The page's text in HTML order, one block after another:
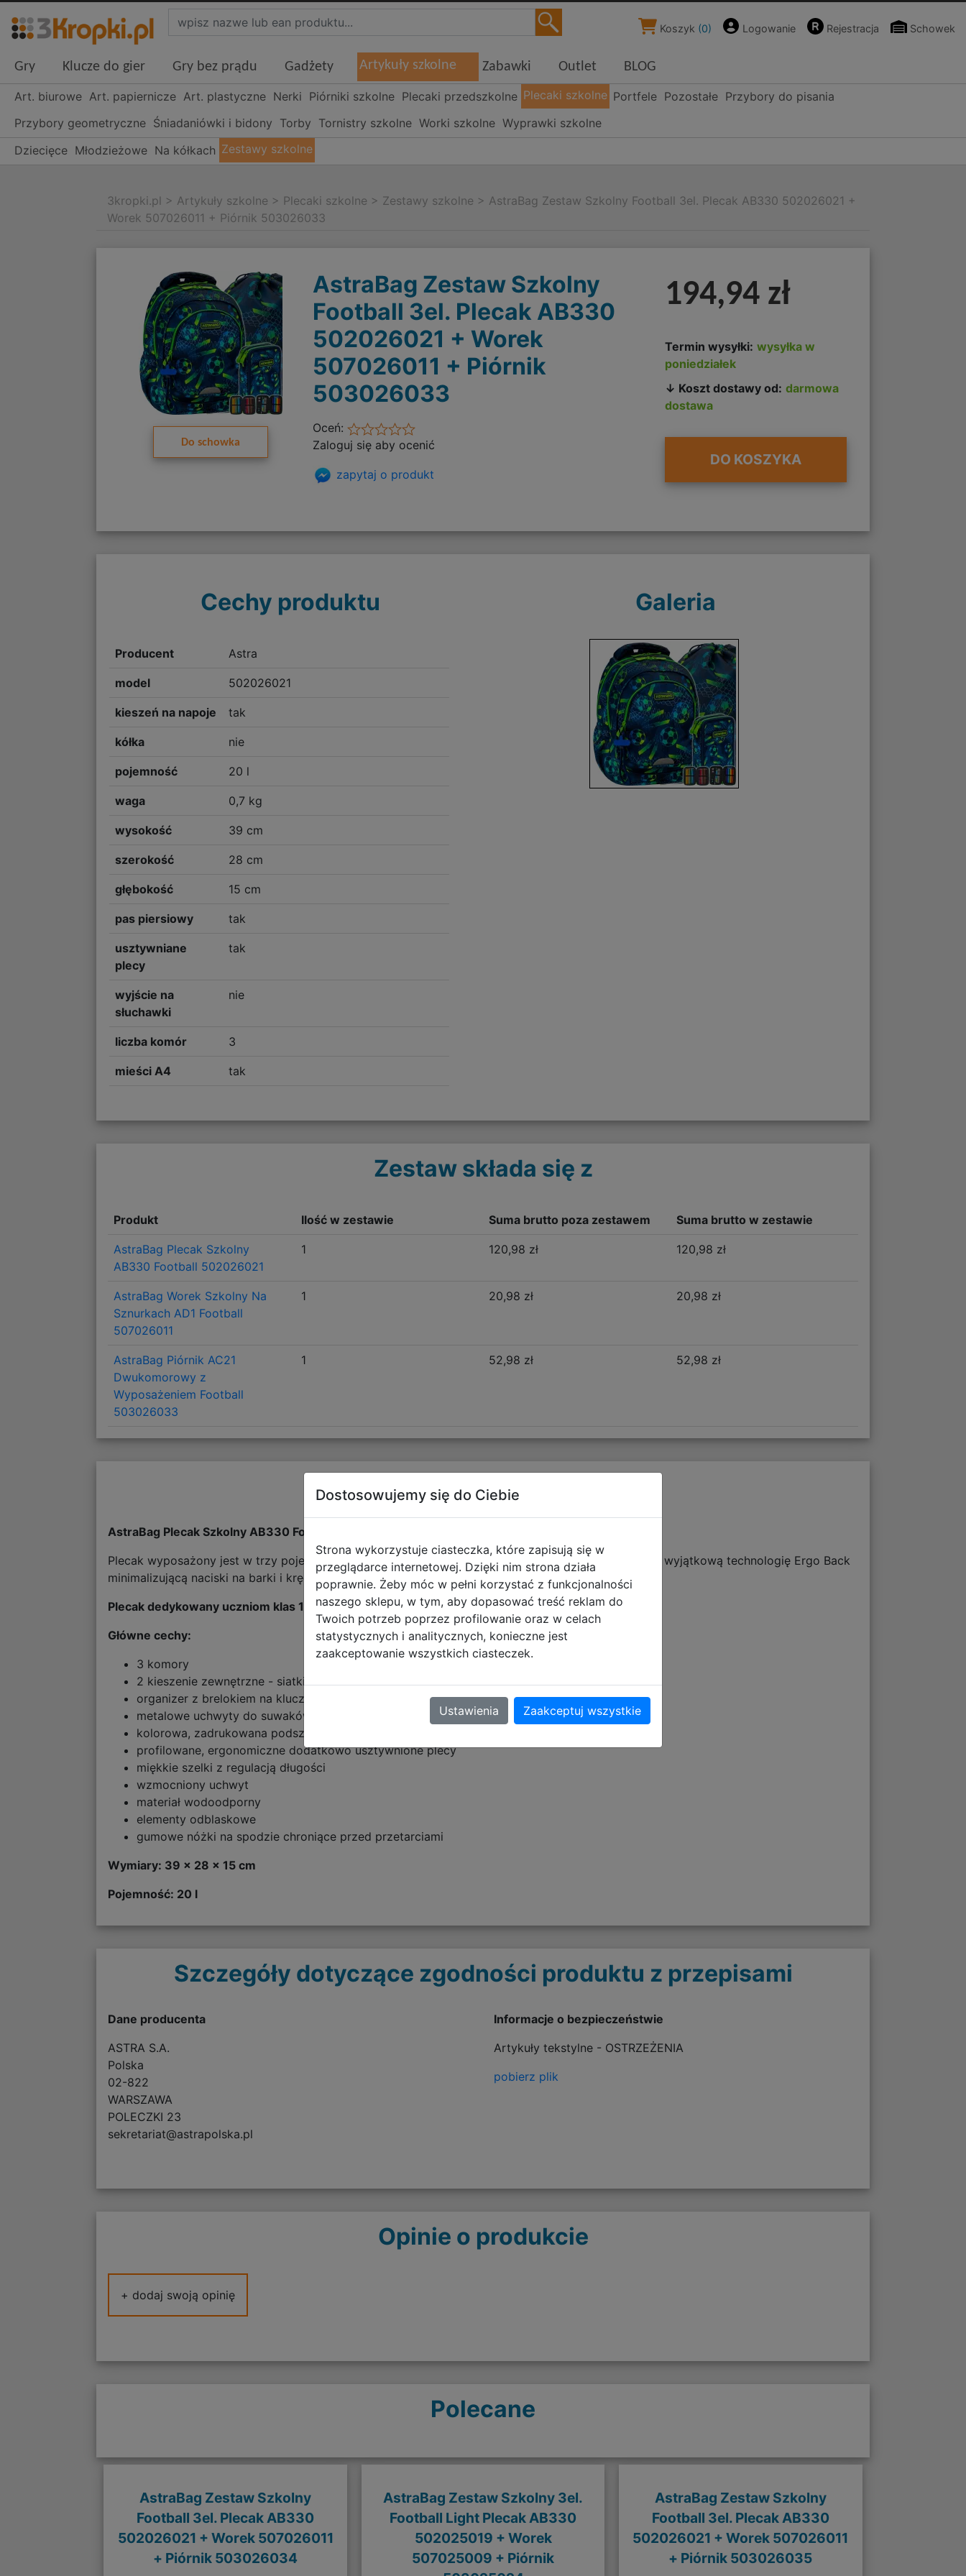
Koszyk (0) Logowanie Rejestracja Schowek
Gry Klucze do gier Gry bez prądu Gadżety Artykuły szkolne Zabawki Outlet BLOG
Art. biurowe Art. papiernicze Art. plastyczne Nerki Piórniki szkolne Plecaki przedszkolne Plecaki szkolne Portfele Pozostałe Przybory do pisania
Przybory geometryczne Śniadaniówki i bidony Torby Tornistry szkolne Worki szkolne Wyprawki szkolne
Dziecięce Młodzieżowe Na kółkach Zestawy szkolne
3kropki.pl > Artykuły szkolne > Plecaki szkolne > Zestawy szkolne > AstraBag Zestaw Szkolny Football 3el. Plecak AB330 502026021 +
Worek 507026011 + Piórnik 503026033
Do schowka
AstraBag Zestaw Szkolny
Football 3el. Plecak AB330
502026021 + Worek
507026011 + Piórnik
503026033
Oceń:
Zaloguj się aby ocenić
zapytaj o produkt
194,94 zł
Termin wysyłki: wysyłka w
poniedziałek
↓ Koszt dostawy od: darmowa
dostawa
DO KOSZYKA
Cechy produktu
Producent Astra
model 502026021
kieszeń na napoje tak
kółka nie
pojemność 20 l
waga 0,7 kg
wysokość 39 cm
szerokość 28 cm
głębokość 15 cm
pas piersiowy tak
usztywniane
plecy
tak
wyjście na
słuchawki
nie
liczba komór 3
mieści A4 tak
Galeria
Zestaw składa się z
Produkt Ilość w zestawie Suma brutto poza zestawem Suma brutto w zestawie
AstraBag Plecak Szkolny
AB330 Football 502026021
1 120,98 zł 120,98 zł
AstraBag Worek Szkolny Na
Sznurkach AD1 Football
507026011
1 20,98 zł 20,98 zł
AstraBag Piórnik AC21
Dwukomorowy z
Wyposażeniem Football
503026033
1 52,98 zł 52,98 zł
Opis produktu
AstraBag Plecak Szkolny AB330 Football 502026021
Plecak wyposażony jest w trzy pojemne komory pełne praktycznych schowków. Zastosowano w nim wyjątkową technologię Ergo Back
minimalizującą naciski na barki i kręgosłup oraz zapewniającą poczucie komfortu dziecka.
Plecak dedykowany uczniom klas 1-3 szkoły podstawowej.
Główne cechy:
3 komory
2 kieszenie zewnętrzne - siatki
organizer z brelokiem na klucze w przedniej komorze
metalowe uchwyty do suwaków
kolorowa, zadrukowana podszewka
profilowane, ergonomiczne dodatkowo usztywnione plecy
miękkie szelki z regulacją długości
wzmocniony uchwyt
materiał wodoodporny
elementy odblaskowe
gumowe nóżki na spodzie chroniące przed przetarciami
Wymiary: 39 x 28 x 15 cm
Pojemność: 20 l
Szczegóły dotyczące zgodności produktu z przepisami
Dane producenta
ASTRA S.A.
Polska
02-822
WARSZAWA
POLECZKI 23
sekretariat@astrapolska.pl
Informacje o bezpieczeństwie
Artykuły tekstylne - OSTRZEŻENIA
pobierz plik
Opinie o produkcie
+ dodaj swoją opinię
Polecane
AstraBag Zestaw Szkolny
Football 3el. Plecak AB330
502026021 + Worek 507026011
+ Piórnik 503026034
AstraBag Zestaw Szkolny 3el.
Football Light Plecak AB330
502025019 + Worek
507025009 + Piórnik
AstraBag Zestaw Szkolny
Football 3el. Plecak AB330
502026021 + Worek 507026011
+ Piórnik 503026035
Dostosowujemy się do Ciebie
Strona wykorzystuje ciasteczka, które zapisują się w
przeglądarce internetowej. Dzięki nim strona działa
poprawnie. Żeby móc w pełni korzystać z funkcjonalności
naszego sklepu, w tym, aby dopasować treść reklam do
Twoich potrzeb poprzez profilowanie oraz w celach
statystycznych i analitycznych, konieczne jest
zaakceptowanie wszystkich ciasteczek.
Ustawienia Zaakceptuj wszystkie